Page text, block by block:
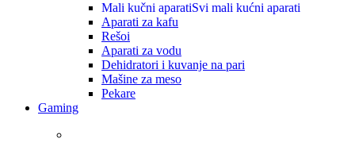
Mali kučni aparatiSvi mali kućni aparati
Aparati za kafu
Rešoi
Aparati za vodu
Dehidratori i kuvanje na pari
Mašine za meso
Pekare
Gaming